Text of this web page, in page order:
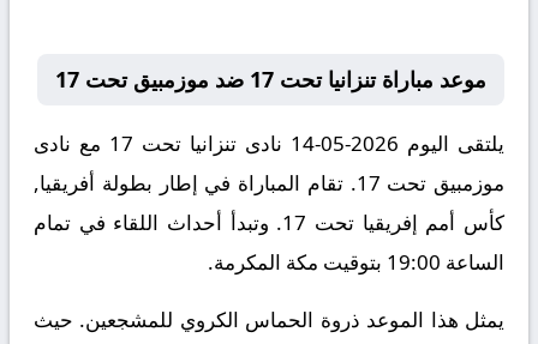
موعد مباراة تنزانيا تحت 17 ضد موزمبيق تحت 17
يلتقى اليوم 2026-05-14 نادى تنزانيا تحت 17 مع نادى
موزمبيق تحت 17. تقام المباراة في إطار بطولة أفريقيا,
كأس أمم إفريقيا تحت 17. وتبدأ أحداث اللقاء في تمام
الساعة 19:00 بتوقيت مكة المكرمة.
يمثل هذا الموعد ذروة الحماس الكروي للمشجعين. حيث